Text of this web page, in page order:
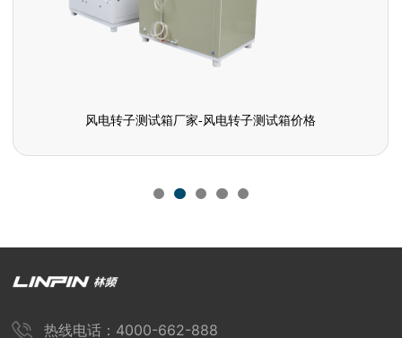
风电转子测试箱厂家-风电转子测试箱价格
热线电话：4000-662-888